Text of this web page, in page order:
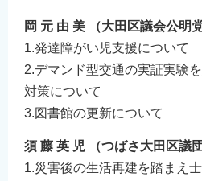
岡 元 由 美 （大田区議会公明
1.発達障がい児支援について
2.デマンド型交通の実証実験
対策について
3.図書館の更新について
須 藤 英 児 （つばさ大田区議
1.災害後の生活再建を踏まえ